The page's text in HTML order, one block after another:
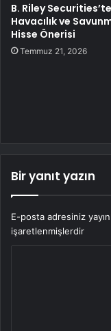
B. Riley
Havacılık ve
Hisse Önerisi
Temmuz 21, 2026
Bir yanıt yazın
E-posta adresiniz
işaretlenmişlerdir